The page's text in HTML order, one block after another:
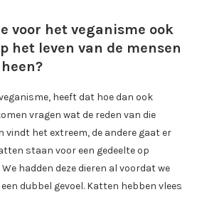
voor het veganisme ook
het leven van de mensen
heeft dat hoe dan ook
vragen wat de reden van die
vindt het extreem, de andere gaat er
staan voor een gedeelte op
hadden deze dieren al voordat we
dubbel gevoel. Katten hebben vlees